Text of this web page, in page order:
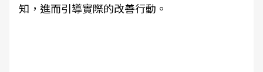
知，進而引導實際的改善行動。